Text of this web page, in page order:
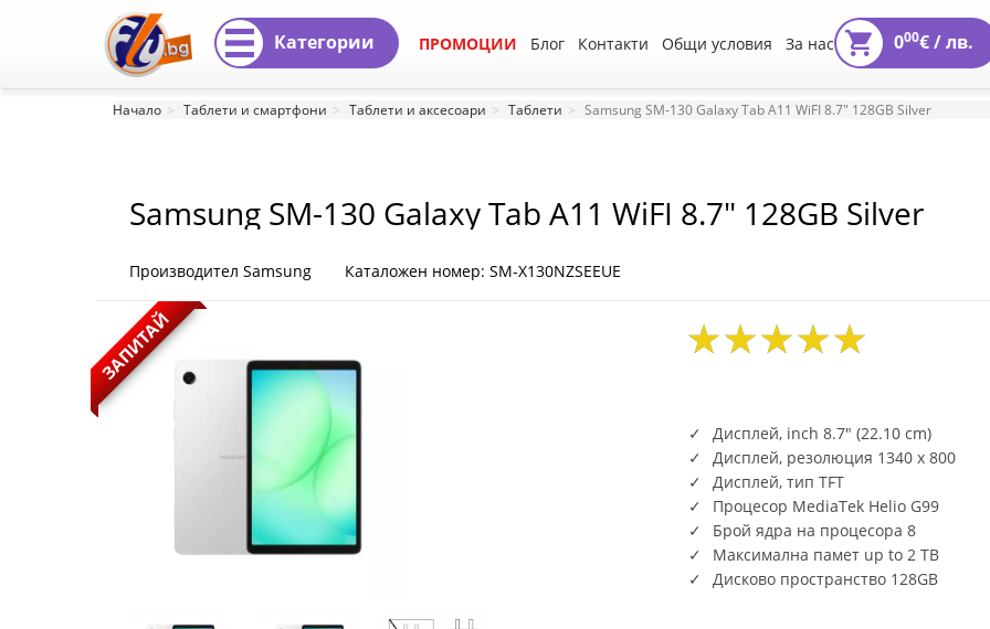
Samsung
Galaxy
Tab
A11
WiFI
8.7"
128GB
X130NZSEEUE
Категории ПРОМОЦИИ Блог Контакти Общи условия За нас 000€ /лв.
Начало Таблети и смартфони Таблети и аксесоари Таблети Samsung SM-130 Galaxy Tab A11 WiFI 8.7" 128GB Silver
Samsung SM-130 Galaxy Tab A11 WiFI 8.7" 128GB Silver
Производител Samsung Каталожен номер: SM-X130NZSEEUE
ЗАПИТАЙ
Дисплей, inch 8.7" (22.10 cm)
Дисплей, резолюция 1340 x 800
Дисплей, тип TFT
Процесор MediaTek Helio G99
Брой ядра на процесора 8
Максимална памет up to 2 TB
Дисково пространство 128GB